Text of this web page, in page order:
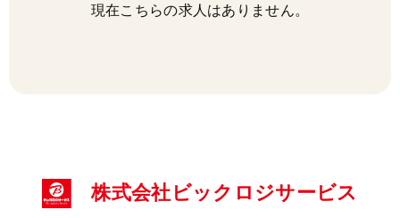
現在こちらの求人はありません。
株式会社ビックロジサービス